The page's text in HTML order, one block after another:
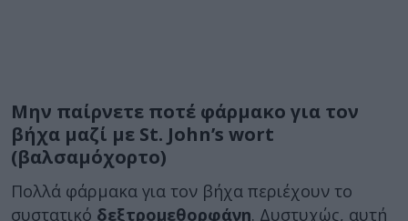
Μην παίρνετε ποτέ φάρμακο για τον
βήχα μαζί με St. John’s wort
(βαλσαμόχορτο)
Πολλά φάρμακα για τον βήχα περιέχουν το
συστατικό δεξτρομεθορφάνη. Δυστυχώς, αυτή